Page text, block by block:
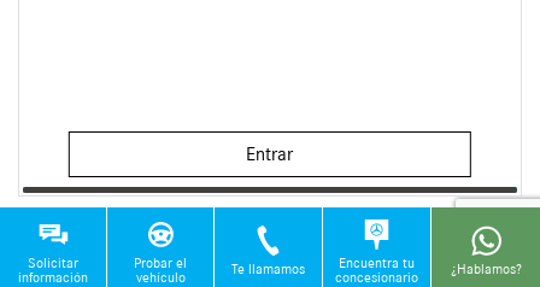
Entrar
Solicitar
información
Probar el
vehículo
Te llamamos
Encuentra tu
concesionario
¿Hablamos?